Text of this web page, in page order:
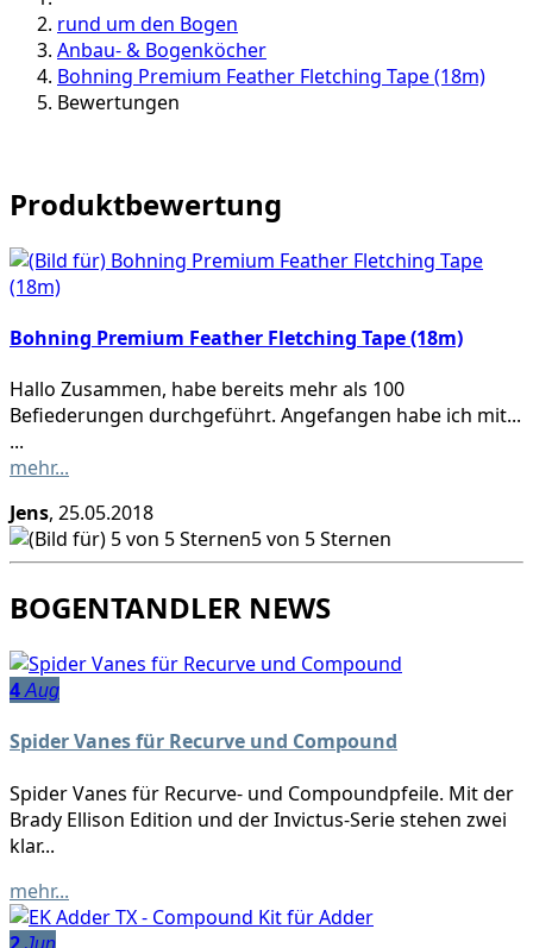
rund um den Bogen
Anbau- & Bogenköcher
Bohning Premium Feather Fletching Tape (18m)
Bewertungen
Produktbewertung
Bohning Premium Feather Fletching Tape (18m)
Hallo Zusammen, habe bereits mehr als 100
Befiederungen durchgeführt. Angefangen habe ich mit...
...
mehr...
Jens, 25.05.2018
5 von 5 Sternen
BOGENTANDLER NEWS
4 Aug
Spider Vanes für Recurve und Compound
Spider Vanes für Recurve- und Compoundpfeile. Mit der
Brady Ellison Edition und der Invictus-Serie stehen zwei
klar...
mehr...
Jun